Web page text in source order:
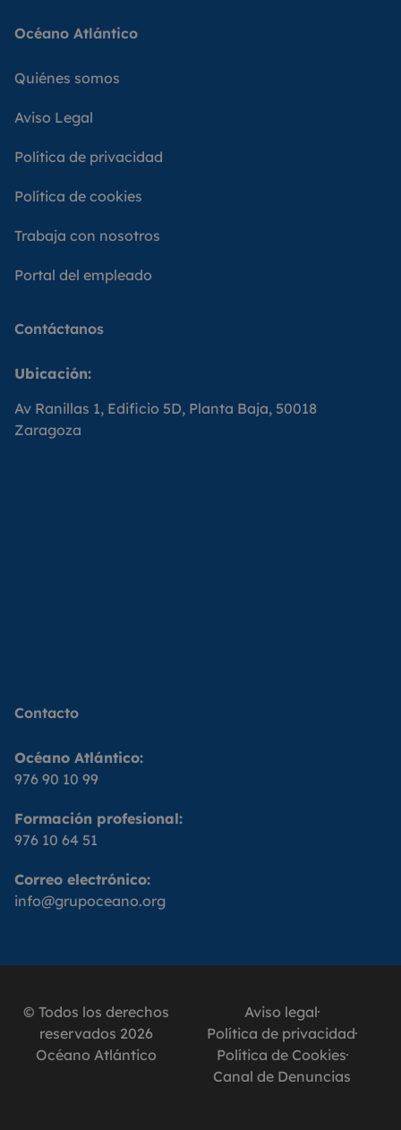
Océano Atlántico
Quiénes somos
Aviso Legal
Política de privacidad
Política de cookies
Trabaja con nosotros
Portal del empleado
Contáctanos
Ubicación:
Av Ranillas 1, Edificio 5D, Planta Baja, 50018
Zaragoza
Contacto
Océano Atlántico:
976 90 10 99
Formación profesional:
976 10 64 51
Correo electrónico:
info@grupoceano.org
© Todos los derechos
reservados 2026
Océano Atlántico
Aviso legal
Política de privacidad
Política de Cookies
Canal de Denuncias